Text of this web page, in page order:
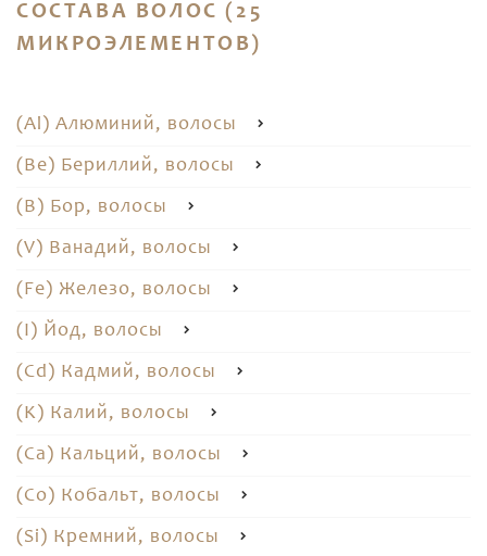
СОСТАВА ВОЛОС (25
МИКРОЭЛЕМЕНТОВ)
(Al) Алюминий, волосы
(Be) Бериллий, волосы
(B) Бор, волосы
(V) Ванадий, волосы
(Fe) Железо, волосы
(I) Йод, волосы
(Cd) Кадмий, волосы
(K) Калий, волосы
(Ca) Кальций, волосы
(Co) Кобальт, волосы
(Si) Кремний, волосы